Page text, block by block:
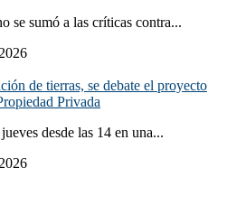
se sumó a las críticas contra...
de tierras, se debate el proyecto
Privada
desde las 14 en una...